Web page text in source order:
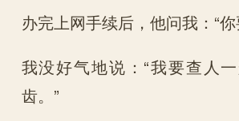
办完上网手续后，他问我：“
我没好气地说：“我要查人
齿。”